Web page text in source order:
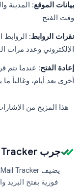
بيانات الموقع
وقت الفتح
نقرات الروابط: الروابط
الإلكتروني وعدد مرات
إعادة الفتح: عندما تتم
أخرى بعد أيام، وغالباً
هذا المزيج من
جرب Mail Tracker
فورية بفتح البريد